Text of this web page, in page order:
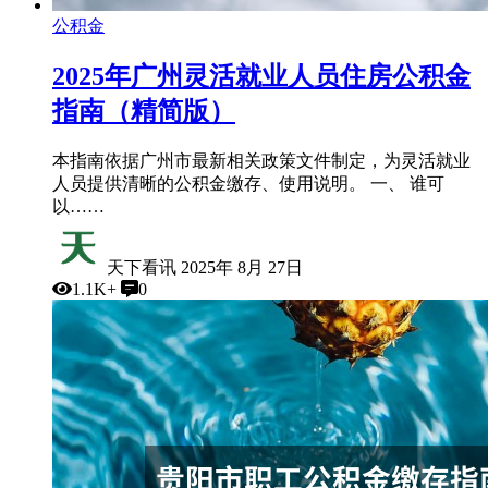
公积金
2025年广州灵活就业人员住房公积金
指南（精简版）
本指南依据广州市最新相关政策文件制定，为灵活就业
人员提供清晰的公积金缴存、使用说明。 一、 谁可
以……
天下看讯 2025年 8月 27日
1.1K+
0